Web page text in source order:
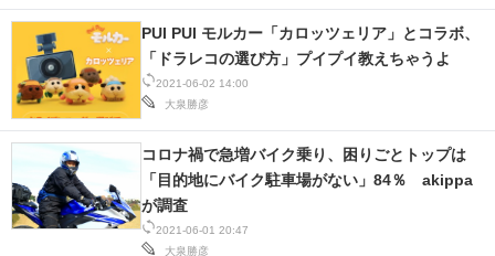
2021-06-02 14:00
大泉勝彦
PUI PUI モルカー「カロッツェリア」とコラボ、
「ドラレコの選び方」プイプイ教えちゃうよ
2021-06-01 20:47
大泉勝彦
コロナ禍で急増バイク乗り、困りごとトップは
「目的地にバイク駐車場がない」84％ akippa
が調査